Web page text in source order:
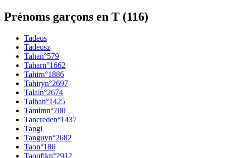
Prénoms garçons en T (116)
Tadeus
Tadeusz
Tahan°579
Taharn°1662
Tahirn°1886
Tahiryn°2697
Talaln°2674
Talhan°1425
Tamimn°700
Tancreden°1437
Tangi
Tanguyn°2682
Taon°186
Taoufikn°2912